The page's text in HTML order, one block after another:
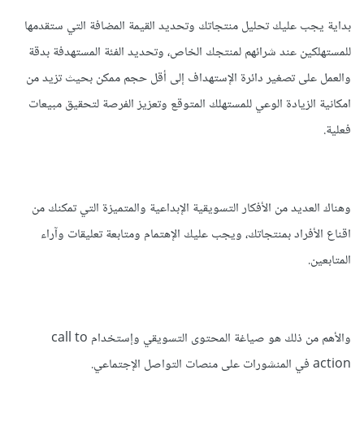
بداية يجب عليك تحليل منتجاتك وتحديد القيمة المضافة التي ستقدمها
للمستهلكين عند شرائهم لمنتجك الخاص، وتحديد الفئة المستهدفة بدقة
والعمل على تصغير دائرة الإستهداف إلى أقل حجم ممكن بحيث تزيد من
امكانية الزيادة الوعي للمستهلك المتوقع وتعزيز الفرصة لتحقيق مبيعات
فعلية.
وهناك العديد من الأفكار التسويقية الإبداعية والمتميزة التي تمكنك من
اقناع الأفراد بمنتجاتك، ويجب عليك الإهتمام ومتابعة تعليقات وآراء
المتابعين.
والأهم من ذلك هو صياغة المحتوى التسويقي وإستخدام call to
action في المنشورات على منصات التواصل الإجتماعي.